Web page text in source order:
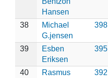
Hansen
38
Michael
G.jensen
398
39
Esben
Eriksen
395
40
Rasmus
392